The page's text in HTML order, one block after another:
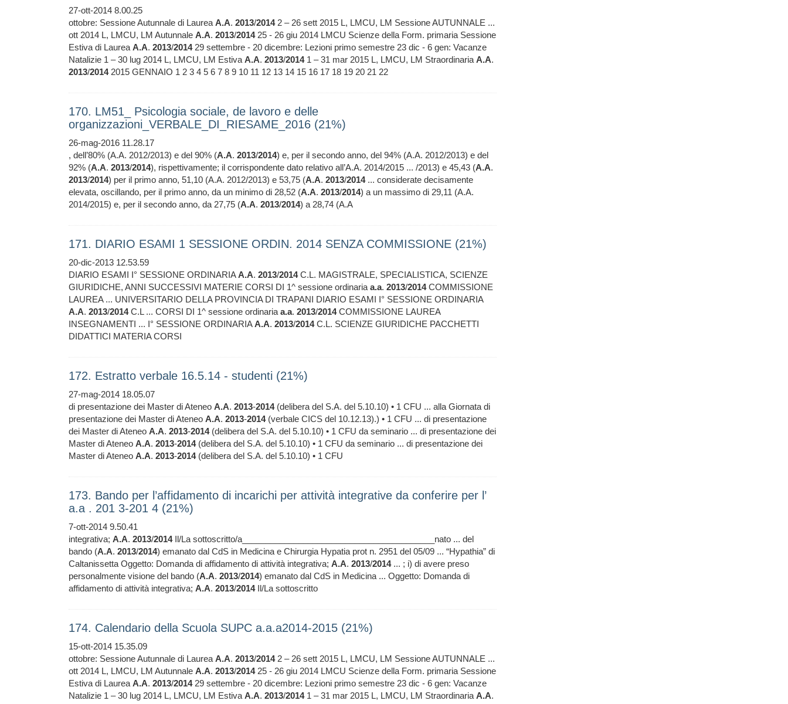
27-ott-2014 8.00.25
ottobre: Sessione Autunnale di Laurea A.A. 2013/20142 – 26 sett 2015 L, LMCU, LM Sessione AUTUNNALE ...
ott 2014 L, LMCU, LM Autunnale A.A. 2013/201425 - 26 giu 2014 LMCU Scienze della Form. primaria Sessione
Estiva di Laurea A.A. 2013/201429 settembre - 20 dicembre: Lezioni primo semestre 23 dic - 6 gen: Vacanze
Natalizie 1 – 30 lug 2014 L, LMCU, LM Estiva A.A. 2013/20141 – 31 mar 2015 L, LMCU, LM Straordinaria A.A.
2013/20142015 GENNAIO 1 2 3 4 5 6 7 8 9 10 11 12 13 14 15 16 17 18 19 20 21 22
170. LM51_ Psicologia sociale, de lavoro e delle
organizzazioni_VERBALE_DI_RIESAME_2016 (21%)
26-mag-2016 11.28.17
, dell’80% (A.A. 2012/2013) e del 90% (A.A. 2013/2014) e, per il secondo anno, del 94% (A.A. 2012/2013) e del
92% (A.A. 2013/2014), rispettivamente; il corrispondente dato relativo all’A.A. 2014/2015 ... /2013) e 45,43 (A.A.
2013/2014) per il primo anno, 51,10 (A.A. 2012/2013) e 53,75 (A.A. 2013/2014... considerate decisamente
elevata, oscillando, per il primo anno, da un minimo di 28,52 (A.A. 2013/2014) a un massimo di 29,11 (A.A.
2014/2015) e, per il secondo anno, da 27,75 (A.A. 2013/2014) a 28,74 (A.A
171. DIARIO ESAMI 1 SESSIONE ORDIN. 2014 SENZA COMMISSIONE (21%)
20-dic-2013 12.53.59
DIARIO ESAMI I° SESSIONE ORDINARIAA.A. 2013/2014C.L. MAGISTRALE, SPECIALISTICA, SCIENZE
GIURIDICHE, ANNI SUCCESSIVI MATERIE CORSI DI 1^ sessione ordinaria a.a. 2013/2014COMMISSIONE
LAUREA ... UNIVERSITARIO DELLA PROVINCIA DI TRAPANI DIARIO ESAMI I° SESSIONE ORDINARIA
A.A. 2013/2014C.L ... CORSI DI 1^ sessione ordinaria a.a. 2013/2014COMMISSIONE LAUREA
INSEGNAMENTI ... I° SESSIONE ORDINARIAA.A. 2013/2014C.L. SCIENZE GIURIDICHE PACCHETTI
DIDATTICI MATERIA CORSI
172. Estratto verbale 16.5.14 - studenti (21%)
27-mag-2014 18.05.07
di presentazione dei Master di Ateneo A.A. 2013-2014(delibera del S.A. del 5.10.10) • 1 CFU ... alla Giornata di
presentazione dei Master di Ateneo A.A. 2013-2014(verbale CICS del 10.12.13).) • 1 CFU ... di presentazione
dei Master di Ateneo A.A. 2013-2014(delibera del S.A. del 5.10.10) • 1 CFU da seminario ... di presentazione dei
Master di Ateneo A.A. 2013-2014(delibera del S.A. del 5.10.10) • 1 CFU da seminario ... di presentazione dei
Master di Ateneo A.A. 2013-2014(delibera del S.A. del 5.10.10) • 1 CFU
173. Bando per l’affidamento di incarichi per attività integrative da conferire per l’
a.a . 201 3-201 4 (21%)
7-ott-2014 9.50.41
integrativa; A.A. 2013/2014Il/La sottoscritto/a_________________________________________nato ... del
bando (A.A. 2013/2014) emanato dal CdS in Medicina e Chirurgia Hypatia prot n. 2951 del 05/09 ... “Hypathia” di
Caltanissetta Oggetto: Domanda di affidamento di attività integrativa; A.A. 2013/2014... ; i) di avere preso
personalmente visione del bando (A.A. 2013/2014) emanato dal CdS in Medicina ... Oggetto: Domanda di
affidamento di attività integrativa; A.A. 2013/2014Il/La sottoscritto
174. Calendario della Scuola SUPC a.a.a2014-2015 (21%)
15-ott-2014 15.35.09
ottobre: Sessione Autunnale di Laurea A.A. 2013/20142 – 26 sett 2015 L, LMCU, LM Sessione AUTUNNALE ...
ott 2014 L, LMCU, LM Autunnale A.A. 2013/201425 - 26 giu 2014 LMCU Scienze della Form. primaria Sessione
Estiva di Laurea A.A. 2013/201429 settembre - 20 dicembre: Lezioni primo semestre 23 dic - 6 gen: Vacanze
Natalizie 1 – 30 lug 2014 L, LMCU, LM Estiva A.A. 2013/20141 – 31 mar 2015 L, LMCU, LM Straordinaria A.A.